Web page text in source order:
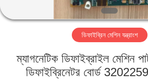
আমাদের
সম্বন্ধে
কারখানা
পরিদর্শন
ডিফাইব্রিন মেশিন যন্ত্রাংশ
ম্যাগনেটিক ডিফাইব্রাইল মেশিন
ডিফাইব্রিনেটর বোর্ড